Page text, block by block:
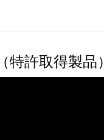
許取得製品）